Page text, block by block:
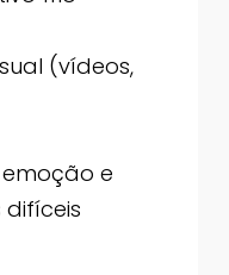
(vídeos,
e
difíceis